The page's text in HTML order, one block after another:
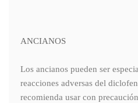
ANCIANOS
Los ancianos pueden ser
reacciones adversas del
recomienda usar con